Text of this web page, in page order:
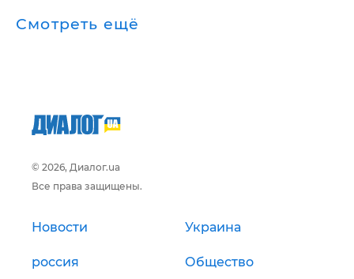
Смотреть ещё
© 2026, Диалог.ua
Все права защищены.
Новости Украина
россия Общество